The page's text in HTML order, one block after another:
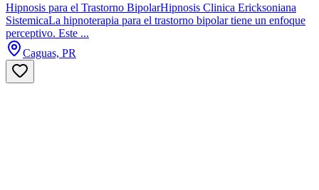
Hipnosis para el Trastorno BipolarHipnosis Clinica Ericksoniana
SistemicaLa hipnoterapia para el trastorno bipolar tiene un enfoque
perceptivo. Este ...
Caguas, PR